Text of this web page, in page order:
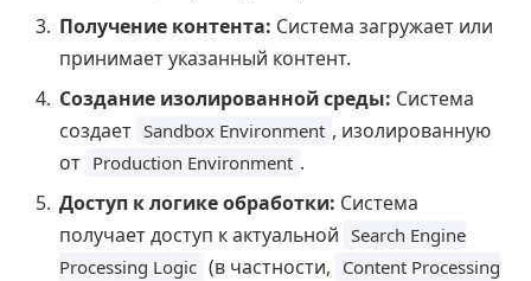
Получение контента: Система загружает или
принимает указанный контент.
Создание изолированной среды: Система
создает Sandbox Environment , изолированную
от Production Environment .
Доступ к логике обработки: Система
получает доступ к актуальной Search Engine
Processing Logic (в частности, Content Processing